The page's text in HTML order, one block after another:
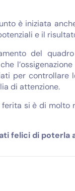
è iniziata
e il
del
per controllare
di attenzione.
si è di
felici di poterla